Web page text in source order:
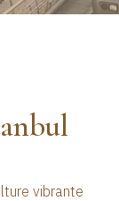
vibrante